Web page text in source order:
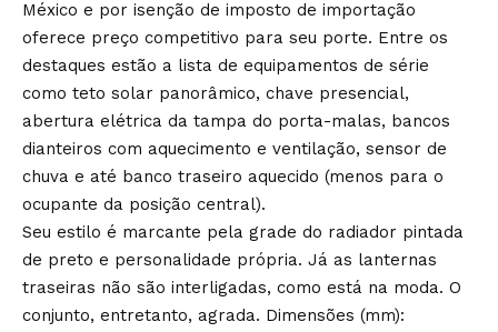
México e por isenção de imposto de importação
oferece preço competitivo para seu porte. Entre os
destaques estão a lista de equipamentos de série
como teto solar panorâmico, chave presencial,
abertura elétrica da tampa do porta-malas, bancos
dianteiros com aquecimento e ventilação, sensor de
chuva e até banco traseiro aquecido (menos para o
ocupante da posição central).
Seu estilo é marcante pela grade do radiador pintada
de preto e personalidade própria. Já as lanternas
traseiras não são interligadas, como está na moda. O
conjunto, entretanto, agrada. Dimensões (mm):